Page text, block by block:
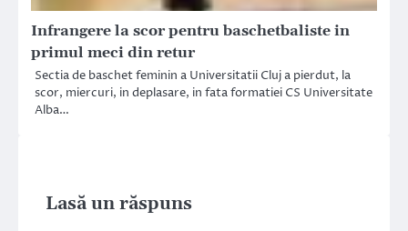
Infrangere la scor pentru baschetbaliste in
primul meci din retur
Sectia de baschet feminin a Universitatii Cluj a pierdut, la
scor, miercuri, in deplasare, in fata formatiei CS Universitate
Alba…
Lasă un răspuns